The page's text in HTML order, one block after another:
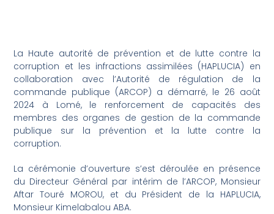
La Haute autorité de prévention et de lutte contre la
corruption et les infractions assimilées (HAPLUCIA) en
collaboration avec l’Autorité de régulation de la
commande publique (ARCOP) a démarré, le 26 août
2024 à Lomé, le renforcement de capacités des
membres des organes de gestion de la commande
publique sur la prévention et la lutte contre la
corruption.
La cérémonie d’ouverture s’est déroulée en présence
du Directeur Général par intérim de l’ARCOP, Monsieur
Aftar Touré MOROU, et du Président de la HAPLUCIA,
Monsieur Kimelabalou ABA.